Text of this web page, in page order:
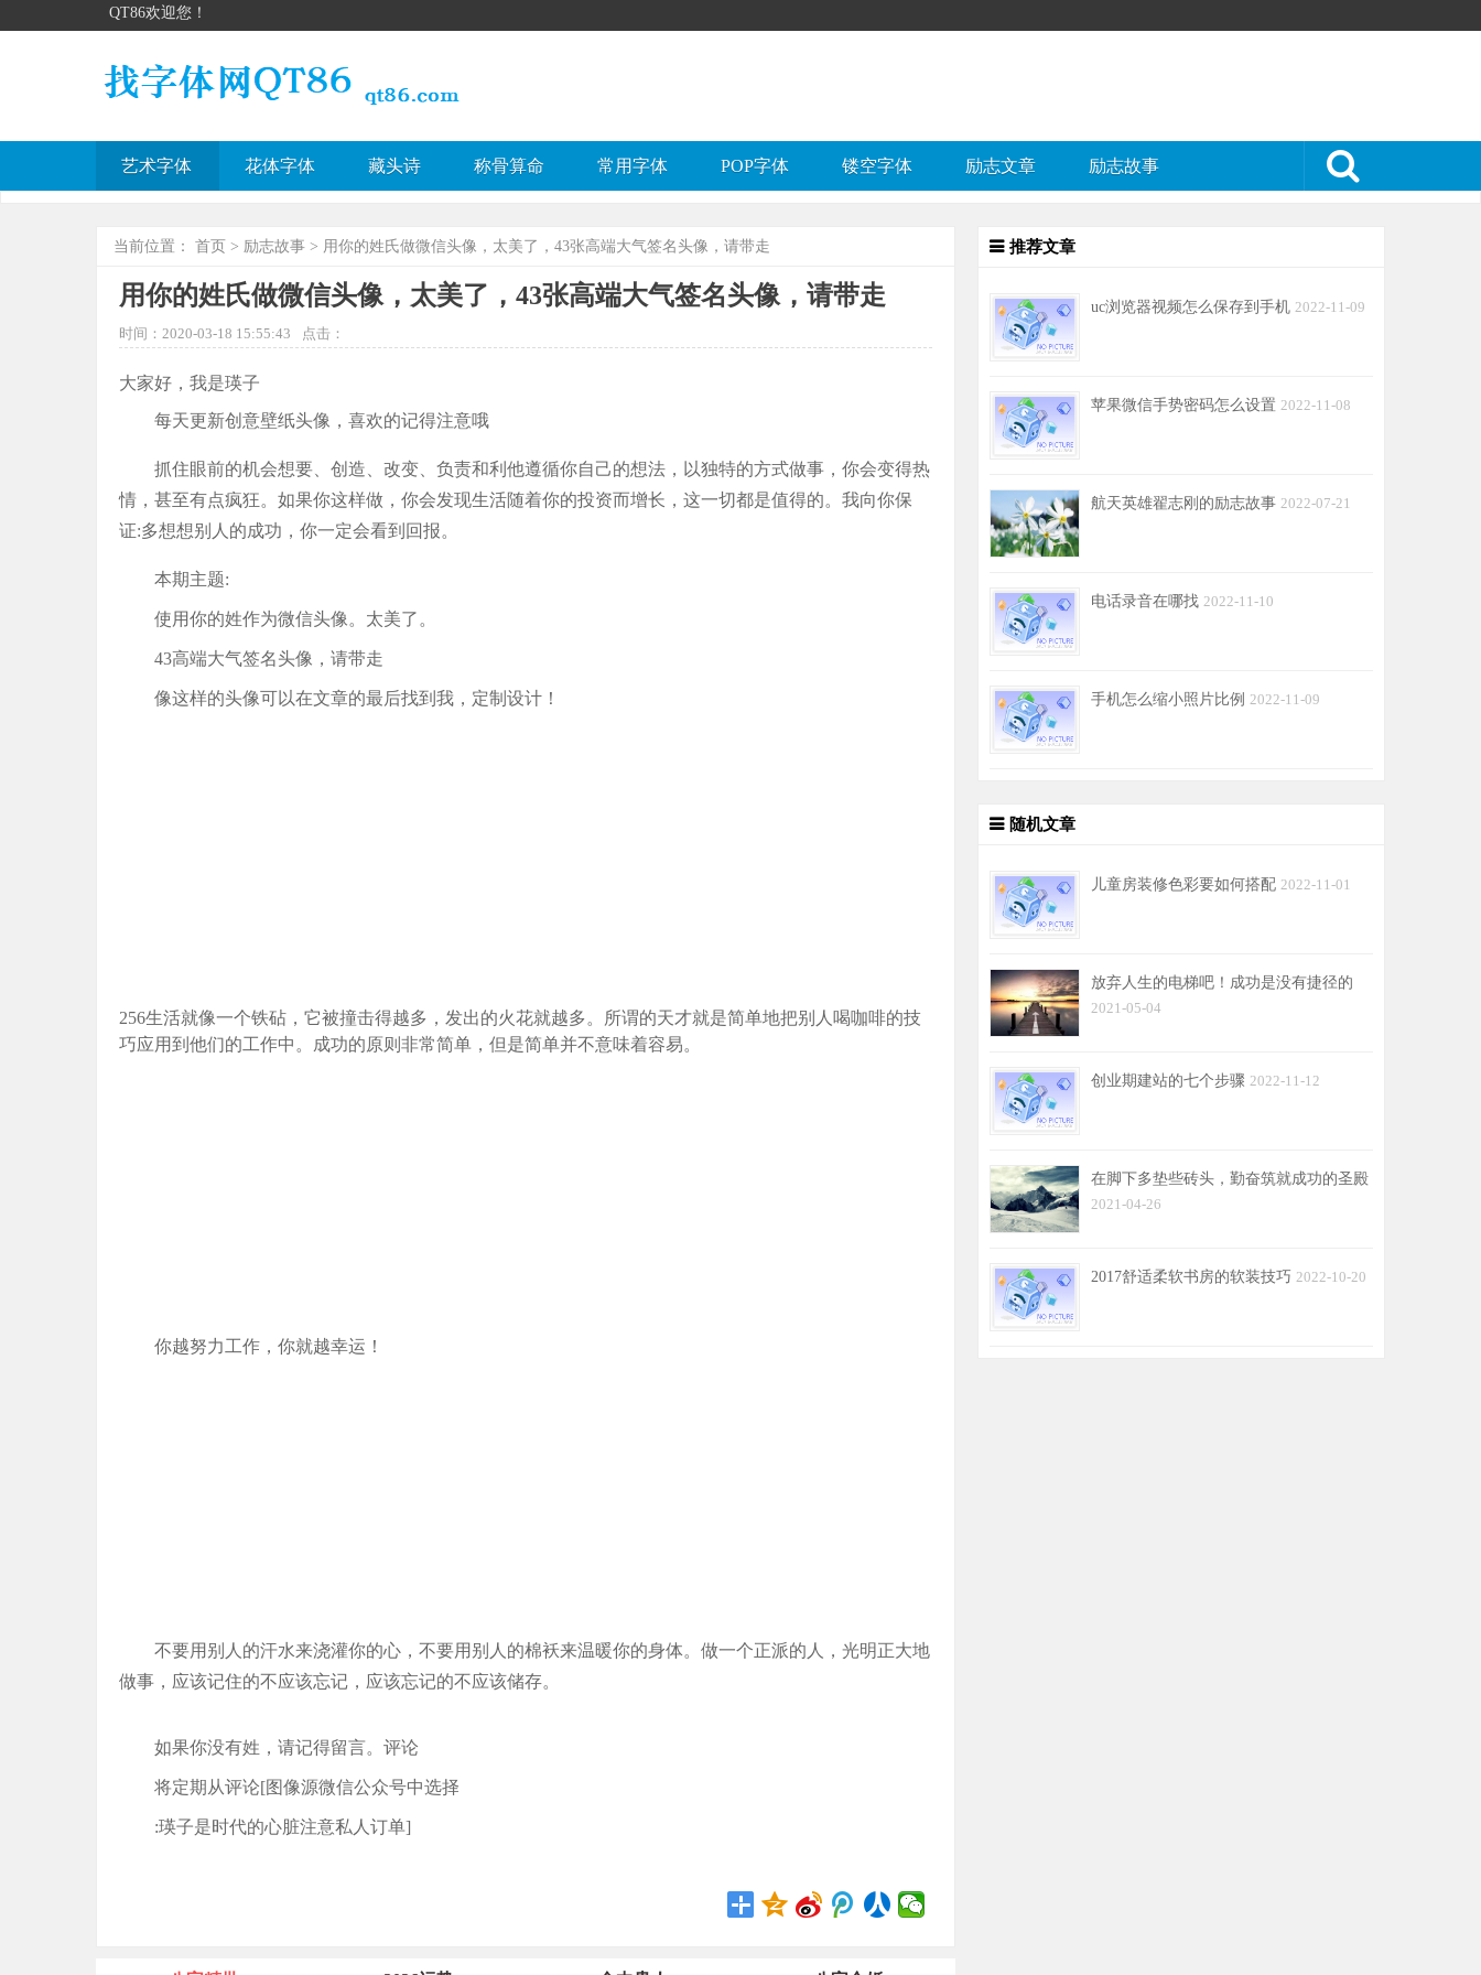
QT86欢迎您！
艺术字体 花体字体 藏头诗 称骨算命 常用字体 POP字体 镂空字体 励志文章 励志故事
当前位置： 首页 > 励志故事 > 用你的姓氏做微信头像，太美了，43张高端大气签名头像，请带走
用你的姓氏做微信头像，太美了，43张高端大气签名头像，请带走
时间：2020-03-18 15:55:43 点击：
大家好，我是瑛子
每天更新创意壁纸头像，喜欢的记得注意哦
抓住眼前的机会想要、创造、改变、负责和利他遵循你自己的想法，以独特的方式做事，你会变得热
情，甚至有点疯狂。如果你这样做，你会发现生活随着你的投资而增长，这一切都是值得的。我向你保
证:多想想别人的成功，你一定会看到回报。
本期主题:
使用你的姓作为微信头像。太美了。
43高端大气签名头像，请带走
像这样的头像可以在文章的最后找到我，定制设计！
256生活就像一个铁砧，它被撞击得越多，发出的火花就越多。所谓的天才就是简单地把别人喝咖啡的技
巧应用到他们的工作中。成功的原则非常简单，但是简单并不意味着容易。
你越努力工作，你就越幸运！
不要用别人的汗水来浇灌你的心，不要用别人的棉袄来温暖你的身体。做一个正派的人，光明正大地
做事，应该记住的不应该忘记，应该忘记的不应该储存。
如果你没有姓，请记得留言。评论
将定期从评论[图像源微信公众号中选择
:瑛子是时代的心脏注意私人订单]
推荐文章
uc浏览器视频怎么保存到手机 2022-11-09
苹果微信手势密码怎么设置 2022-11-08
航天英雄翟志刚的励志故事 2022-07-21
电话录音在哪找 2022-11-10
手机怎么缩小照片比例 2022-11-09
随机文章
儿童房装修色彩要如何搭配 2022-11-01
放弃人生的电梯吧！成功是没有捷径的
2021-05-04
创业期建站的七个步骤 2022-11-12
在脚下多垫些砖头，勤奋筑就成功的圣殿
2021-04-26
2017舒适柔软书房的软装技巧 2022-10-20